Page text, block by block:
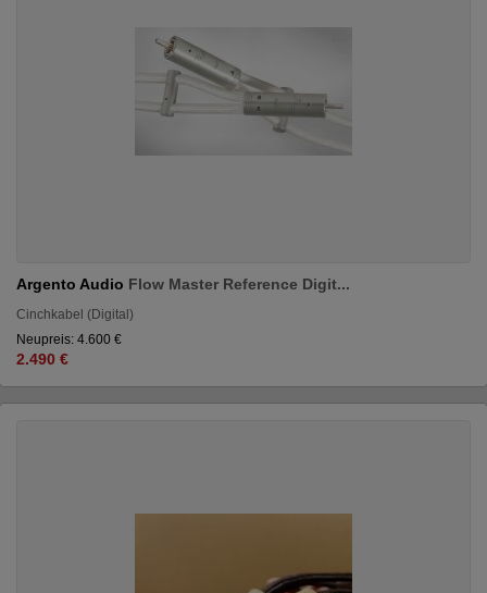
Argento Audio Flow Master Reference Digit...
Cinchkabel (Digital)
Neupreis: 4.600 €
2.490 €